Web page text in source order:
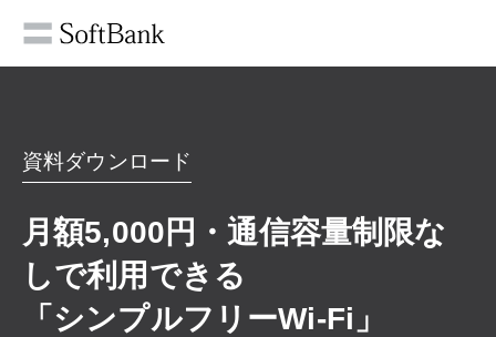
資料ダウンロード
月額5,000円・通信容量制限な
しで利用できる
「シンプルフリーWi-Fi」